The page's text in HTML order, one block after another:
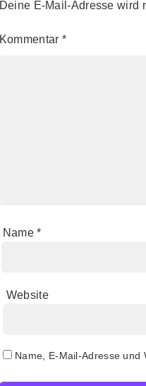
Deine E-Mail-Adresse wird
Kommentar *
Name*
Website
Name, E-Mail-Adresse und